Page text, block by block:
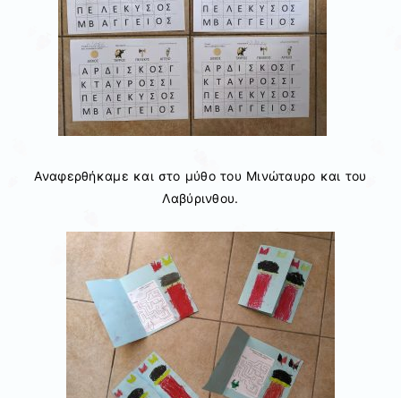
Αναφερθήκαμε και στο μύθο του Μινώταυρο και του
Λαβύρινθου.